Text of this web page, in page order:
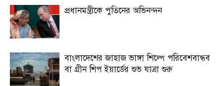
প্রধানমন্ত্রীকে পুতিনের অভিনন্দন
বাংলাদেশের জাহাজ ভাঙ্গা শিল্পে পরিবেশবান্ধব
বা গ্রীন শিপ ইয়ার্ডের শুভ যাত্রা শুরু